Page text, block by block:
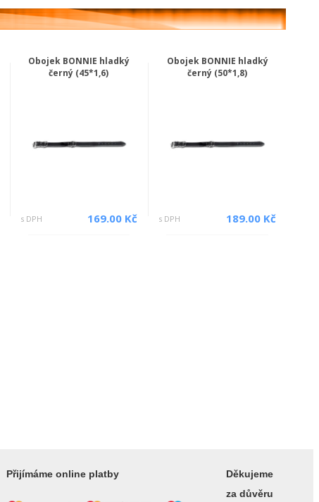
Obojek BONNIE hladký
černý (45*1,6)
s DPH 169.00 Kč
Obojek BONNIE hladký
černý (50*1,8)
s DPH 189.00 Kč
Přijímáme online platby
Děkujeme
za důvěru